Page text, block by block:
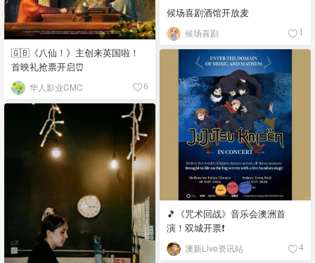
🇬🇧《八仙！》主创来英国啦！
首映礼抢票开启⏰
华人影业CMC 6
候场喜剧酒馆开放麦
候场喜剧 1
🎵《咒术回战》音乐会澳洲首
演！双城开票❗️
澳新Live资讯站 4